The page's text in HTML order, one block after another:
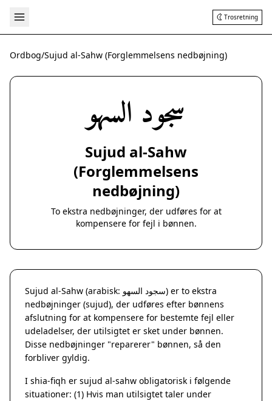
Trosretning
Ordbog/Sujud al-Sahw (Forglemmelsens nedbøjning)
سجود السهو
Sujud al-Sahw
(Forglemmelsens
nedbøjning)
To ekstra nedbøjninger, der udføres for at
kompensere for fejl i bønnen.
Sujud al-Sahw (arabisk: سجود السهو) er to ekstra
nedbøjninger (sujud), der udføres efter bønnens
afslutning for at kompensere for bestemte fejl eller
udeladelser, der utilsigtet er sket under bønnen.
Disse nedbøjninger "reparerer" bønnen, så den
forbliver gyldig.
I shia-fiqh er sujud al-sahw obligatorisk i følgende
situationer: (1) Hvis man utilsigtet taler under